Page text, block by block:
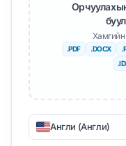
.PDF .DOCX
Англи (Англи)